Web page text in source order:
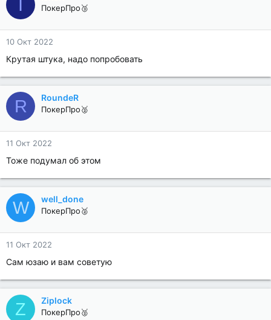
I ПокерПро🥉
10 Окт 2022
Крутая штука, надо попробовать
R RoundeR
ПокерПро🥈
11 Окт 2022
Тоже подумал об этом
W well_done
ПокерПро🥈
11 Окт 2022
Сам юзаю и вам советую
Z Ziplock
ПокерПро🥈